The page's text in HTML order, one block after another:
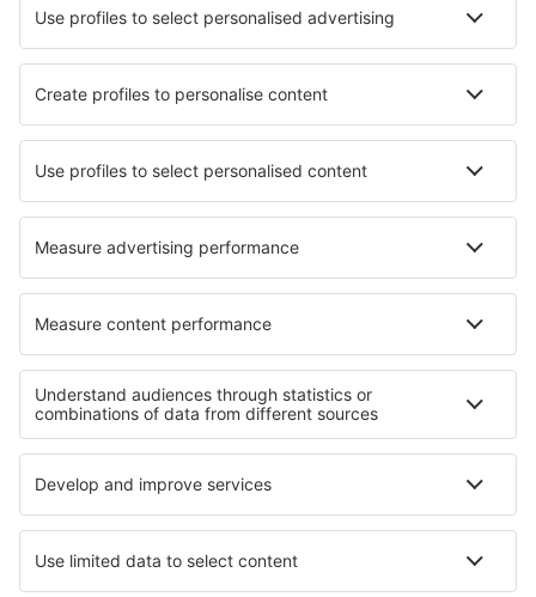
Unterkunft in Mühlleithen Unterkunft in Lamesa
Unterkunft in Fischbach-Göslikon Unterkunft in Glen Carbon
Unterkunft in Verdun-en-Lauragais
Unterkunft in Florianopolis Unterkunft in Praia do Forte
Unterkunft auf Copacabana Unterkunft in Iguasu
Unterkunft auf Rügen Unterkunft in Bocas del Toro
Unterkunft in Costa Adeje Unterkunft beim Lago Maggiore
Unterkunft in Ios